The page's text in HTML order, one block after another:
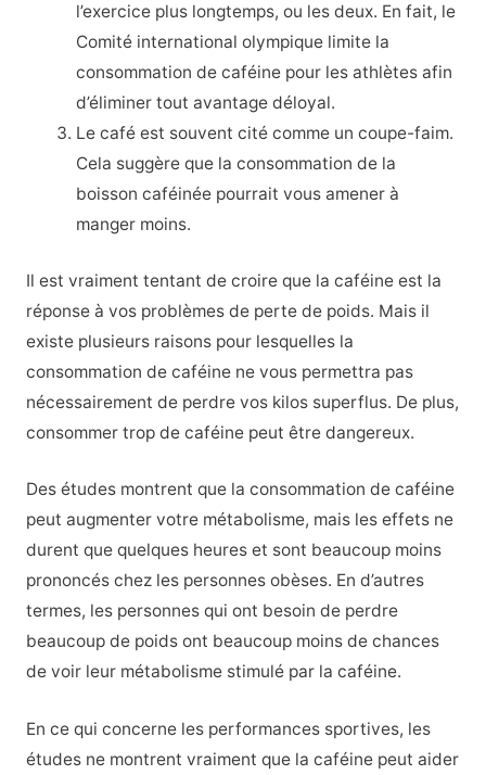
l’exercice plus longtemps, ou les deux. En fait, le
Comité international olympique limite la
consommation de caféine pour les athlètes afin
d’éliminer tout avantage déloyal.
Le café est souvent cité comme un coupe-faim.
Cela suggère que la consommation de la
boisson caféinée pourrait vous amener à
manger moins.
Il est vraiment tentant de croire que la caféine est la
réponse à vos problèmes de perte de poids. Mais il
existe plusieurs raisons pour lesquelles la
consommation de caféine ne vous permettra pas
nécessairement de perdre vos kilos superflus. De plus,
consommer trop de caféine peut être dangereux.
Des études montrent que la consommation de caféine
peut augmenter votre métabolisme, mais les effets ne
durent que quelques heures et sont beaucoup moins
prononcés chez les personnes obèses. En d’autres
termes, les personnes qui ont besoin de perdre
beaucoup de poids ont beaucoup moins de chances
de voir leur métabolisme stimulé par la caféine.
En ce qui concerne les performances sportives, les
études ne montrent vraiment que la caféine peut aider